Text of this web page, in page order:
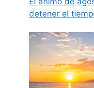
detener el